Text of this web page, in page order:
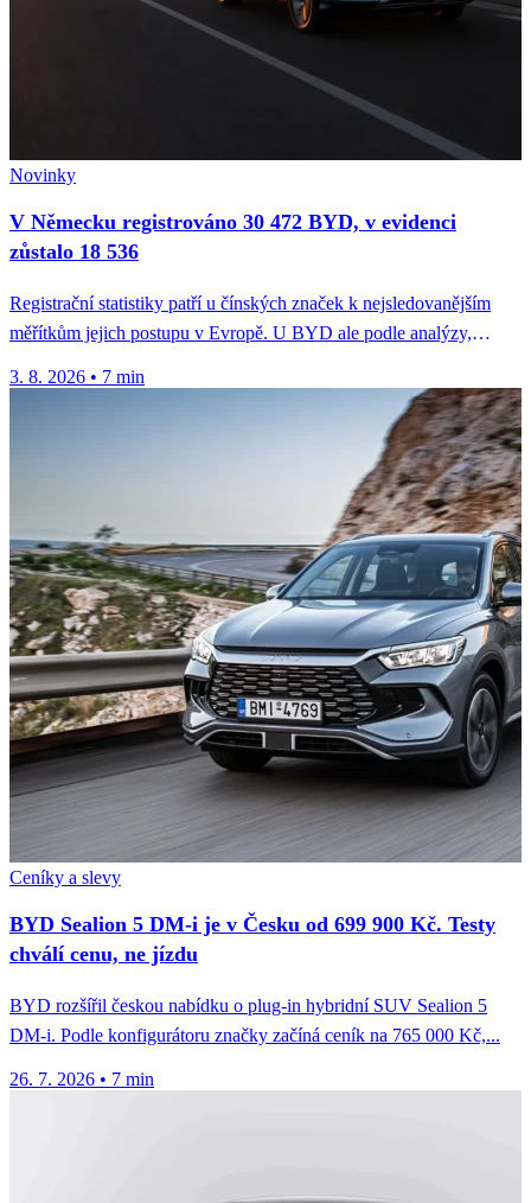
Novinky
V Německu registrováno 30 472 BYD, v evidenci
zůstalo 18 536
Registrační statistiky patří u čínských značek k nejsledovanějším
měřítkům jejich postupu v Evropě. U BYD ale podle analýzy,
3. 8. 2026 • 7 min
Ceníky a slevy
BYD Sealion 5 DM-i je v Česku od 699 900 Kč. Testy
chválí cenu, ne jízdu
BYD rozšířil českou nabídku o plug-in hybridní SUV Sealion 5
DM-i. Podle konfigurátoru značky začíná ceník na 765 000 Kč,...
26. 7. 2026 • 7 min